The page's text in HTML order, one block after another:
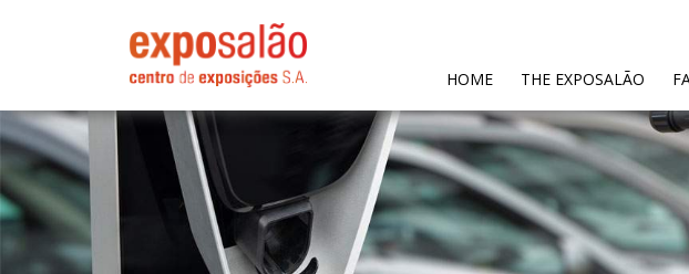
HOME(CURRENT)
THE EXPOSALÃO